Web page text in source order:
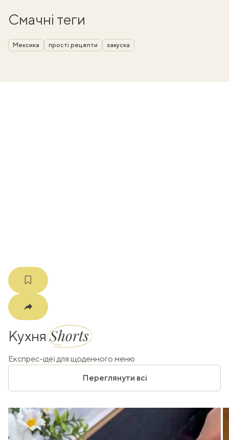
Смачні теги
Мексика прості рецепти закуска
КухняShorts
Експрес-ідеї для щоденного меню
Переглянути всі